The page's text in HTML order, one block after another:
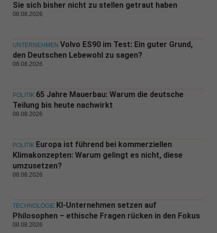
Sie sich bisher nicht zu stellen getraut haben
08.08.2026
UNTERNEHMEN Volvo ES90 im Test: Ein guter Grund,
den Deutschen Lebewohl zu sagen?
08.08.2026
POLITIK 65 Jahre Mauerbau: Warum die deutsche
Teilung bis heute nachwirkt
08.08.2026
POLITIK Europa ist führend bei kommerziellen
Klimakonzepten: Warum gelingt es nicht, diese
umzusetzen?
08.08.2026
TECHNOLOGIE KI-Unternehmen setzen auf
Philosophen – ethische Fragen rücken in den Fokus
08.08.2026